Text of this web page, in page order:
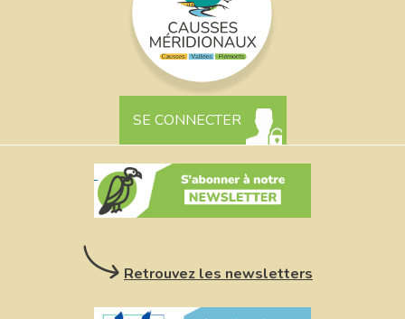
SE CONNECTER
Retrouvez les newsletters